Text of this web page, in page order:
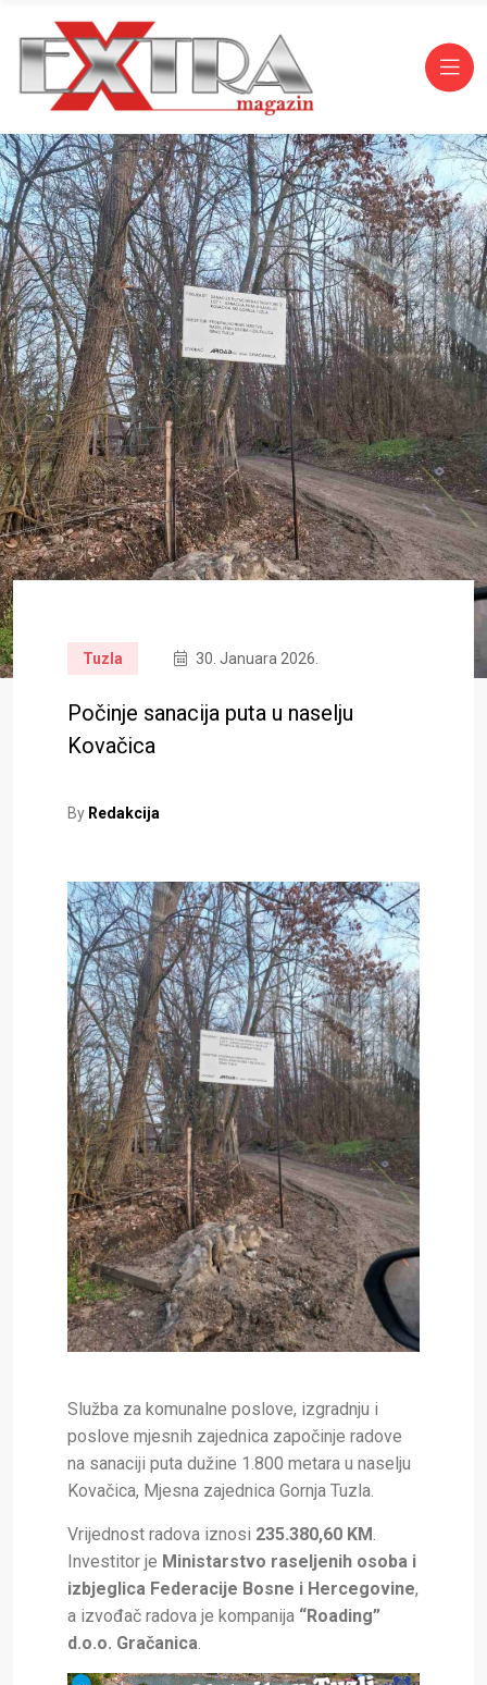
Tuzla 30. Januara 2026.
Počinje sanacija puta u naselju
Kovačica
By Redakcija
Služba za komunalne poslove, izgradnju i
poslove mjesnih zajednica započinje radove
na sanaciji puta dužine 1.800 metara u naselju
Kovačica, Mjesna zajednica Gornja Tuzla.
Vrijednost radova iznosi 235.380,60 KM.
Investitor je Ministarstvo raseljenih osoba i
izbjeglica Federacije Bosne i Hercegovine,
a izvođač radova je kompanija “Roading”
d.o.o. Gračanica.